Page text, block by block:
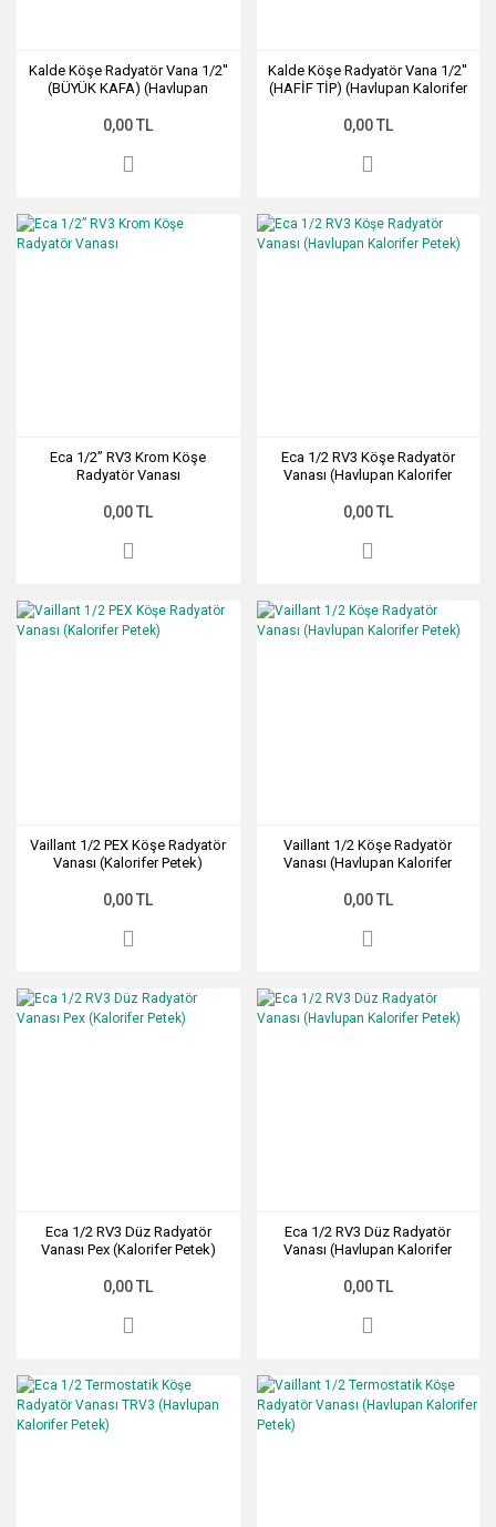
Kalde Köşe Radyatör Vana 1/2''
(BÜYÜK KAFA) (Havlupan
0,00 TL
Kalde Köşe Radyatör Vana 1/2''
(HAFİF TİP) (Havlupan Kalorifer
0,00 TL
Eca 1/2” RV3 Krom Köşe
Radyatör Vanası
0,00 TL
Eca 1/2 RV3 Köşe Radyatör
Vanası (Havlupan Kalorifer
0,00 TL
Vaillant 1/2 PEX Köşe Radyatör
Vanası (Kalorifer Petek)
0,00 TL
Vaillant 1/2 Köşe Radyatör
Vanası (Havlupan Kalorifer
0,00 TL
Eca 1/2 RV3 Düz Radyatör
Vanası Pex (Kalorifer Petek)
0,00 TL
Eca 1/2 RV3 Düz Radyatör
Vanası (Havlupan Kalorifer
0,00 TL